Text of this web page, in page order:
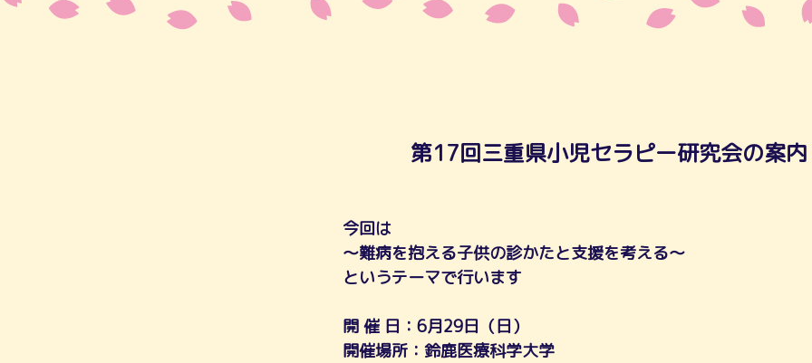
第17回三重県小児セラピー研究会の案内
今回は
～難病を抱える子供の診かたと支援を考える～
というテーマで行います
開 催 日：6月29日（日）
開催場所：鈴鹿医療科学大学